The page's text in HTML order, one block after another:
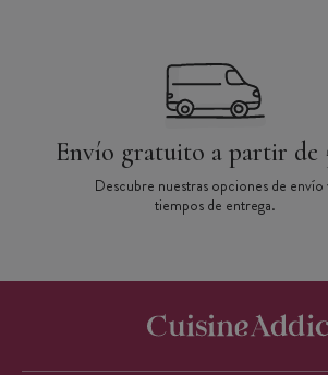
Envío gratuito a partir de
Descubre nuestras opciones de envío
tiempos de entrega.